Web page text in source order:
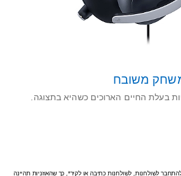
משובח
בעלת החיים הארוכים כשהיא בתצוגה.
לשולחנות, לשולחנות כתיבה או לקיר*, כך שהאוזניות תהיינה